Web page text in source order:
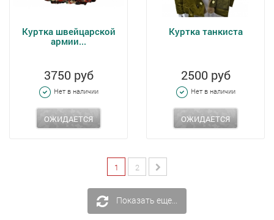
Куртка швейцарской
армии...
3750 руб
Нет в наличии
ОЖИДАЕТСЯ
Куртка танкиста
2500 руб
Нет в наличии
ОЖИДАЕТСЯ
1 2
Показать еще...